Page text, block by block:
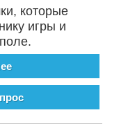
которые
игры и